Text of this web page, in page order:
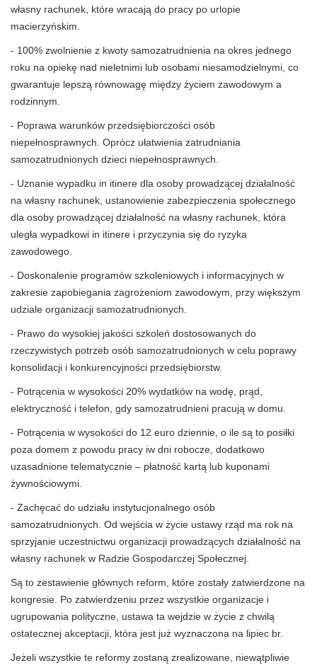
własny rachunek, które wracają do pracy po urlopie
macierzyńskim.
- 100% zwolnienie z kwoty samozatrudnienia na okres jednego
roku na opiekę nad nieletnimi lub osobami niesamodzielnymi, co
gwarantuje lepszą równowagę między życiem zawodowym a
rodzinnym.
- Poprawa warunków przedsiębiorczości osób
niepełnosprawnych. Oprócz ułatwienia zatrudniania
samozatrudnionych dzieci niepełnosprawnych.
- Uznanie wypadku in itinere dla osoby prowadzącej działalność
na własny rachunek, ustanowienie zabezpieczenia społecznego
dla osoby prowadzącej działalność na własny rachunek, która
uległa wypadkowi in itinere i przyczynia się do ryzyka
zawodowego.
- Doskonalenie programów szkoleniowych i informacyjnych w
zakresie zapobiegania zagrożeniom zawodowym, przy większym
udziale organizacji samozatrudnionych.
- Prawo do wysokiej jakości szkoleń dostosowanych do
rzeczywistych potrzeb osób samozatrudnionych w celu poprawy
konsolidacji i konkurencyjności przedsiębiorstw.
- Potrącenia w wysokości 20% wydatków na wodę, prąd,
elektryczność i telefon, gdy samozatrudnieni pracują w domu.
- Potrącenia w wysokości do 12 euro dziennie, o ile są to posiłki
poza domem z powodu pracy iw dni robocze, dodatkowo
uzasadnione telematycznie – płatność kartą lub kuponami
żywnościowymi.
- Zachęcać do udziału instytucjonalnego osób
samozatrudnionych. Od wejścia w życie ustawy rząd ma rok na
sprzyjanie uczestnictwu organizacji prowadzących działalność na
własny rachunek w Radzie Gospodarczej Społecznej.
Są to zestawienie głównych reform, które zostały zatwierdzone na
kongresie. Po zatwierdzeniu przez wszystkie organizacje i
ugrupowania polityczne, ustawa ta wejdzie w życie z chwilą
ostatecznej akceptacji, która jest już wyznaczona na lipiec br.
Jeżeli wszystkie te reformy zostaną zrealizowane, niewątpliwie